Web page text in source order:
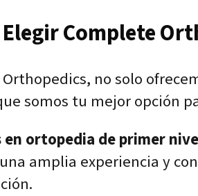
Elegir Complete
no solo
somos tu mejor opción
en ortopedia de primer
amplia experiencia y